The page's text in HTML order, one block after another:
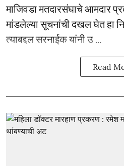
माजिवडा मतदारसंघाचे आमदार
मांडलेल्या सूचनांची दखल घेत हा
त्याबद्दल सरनाईक यांनी उ ...
Read